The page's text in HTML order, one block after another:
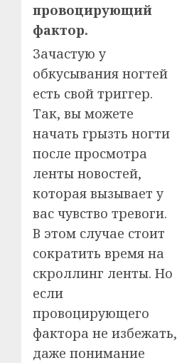
провоцирующий
фактор.
Зачастую у
обкусывания ногтей
есть свой триггер.
Так, вы можете
начать грызть ногти
после просмотра
ленты новостей,
которая вызывает у
вас чувство тревоги.
В этом случае стоит
сократить время на
скроллинг ленты. Но
если
провоцирующего
фактора не избежать,
даже понимание